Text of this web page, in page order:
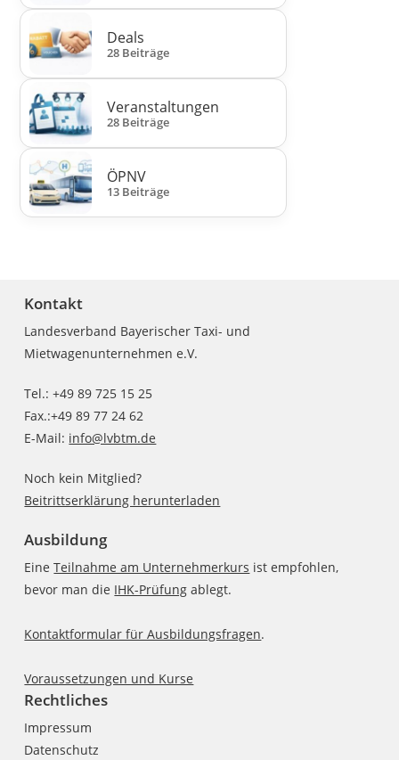
Deals
28 Beiträge
Veranstaltungen
28 Beiträge
ÖPNV
13 Beiträge
Kontakt
Landesverband Bayerischer Taxi- und
Mietwagenunternehmen e.V.
Tel.: +49 89 725 15 25
Fax.:+49 89 77 24 62
E-Mail: info@lvbtm.de
Noch kein Mitglied?
Beitrittserklärung herunterladen
Ausbildung
EineTeilnahme am Unternehmerkurs ist empfohlen,
bevor man die IHK-Prüfung ablegt.
Kontaktformular für Ausbildungsfragen.
Voraussetzungen und Kurse
Rechtliches
Impressum
Datenschutz